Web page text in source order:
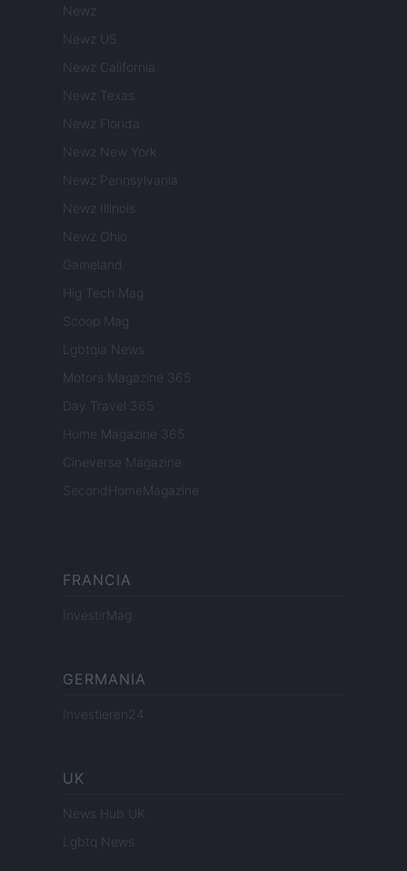
Newz
Newz US
Newz California
Newz Texas
Newz Florida
Newz New York
Newz Pennsylvania
Newz Illinois
Newz Ohio
Gameland
Hig Tech Mag
Scoop Mag
Lgbtqia News
Motors Magazine 365
Day Travel 365
Home Magazine 365
Cineverse Magazine
SecondHomeMagazine
FRANCIA
InvestirMag
GERMANIA
Investieren24
UK
News Hub UK
Lgbtq News